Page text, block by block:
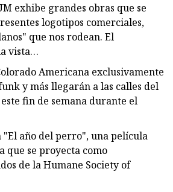
exhibe grandes obras que se
logotipos comerciales,
que nos rodean. El
vista…
Americana exclusivamente
y más llegarán a las calles del
fin de semana durante el
"El año del perro", una película
que se proyecta como
de la Humane Society of